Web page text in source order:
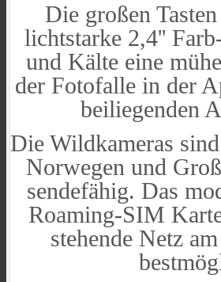
Die großen
lichtstarke 2,4''
und Kälte eine
der Fotofalle in der
beiliegenden
Die Wildkameras
Norwegen und
sendefähig. Das
Roaming-SIM
stehende Netz